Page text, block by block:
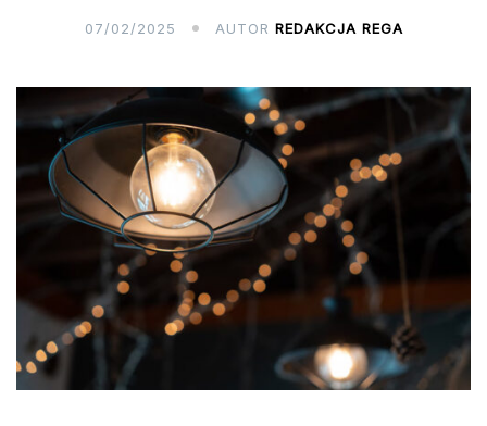
07/02/2025 AUTOR REDAKCJA REGA